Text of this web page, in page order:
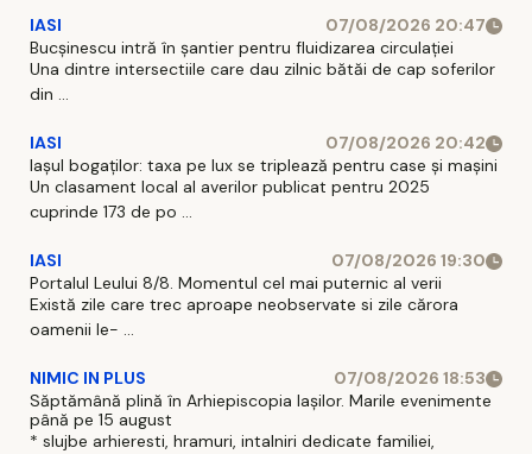
IASI
07/08/2026 20:47
Bucșinescu intră în șantier pentru fluidizarea circulației
Una dintre intersectiile care dau zilnic bătăi de cap soferilor
din ...
IASI
07/08/2026 20:42
Iașul bogaților: taxa pe lux se triplează pentru case și mașini
Un clasament local al averilor publicat pentru 2025
cuprinde 173 de po ...
IASI
07/08/2026 19:30
Portalul Leului 8/8. Momentul cel mai puternic al verii
Există zile care trec aproape neobservate si zile cărora
oamenii le- ...
NIMIC IN PLUS
07/08/2026 18:53
Săptămână plină în Arhiepiscopia Iașilor. Marile evenimente
până pe 15 august
* slujbe arhieresti, hramuri, intalniri dedicate familiei,